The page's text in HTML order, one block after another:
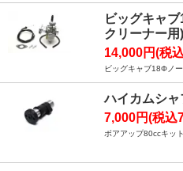
ビッグキャ
クリーナー用)
14,000円(税
ビッグキャブ18Φノ
ハイカムシャ
7,000円(税込
ボアアップ80ccキッ